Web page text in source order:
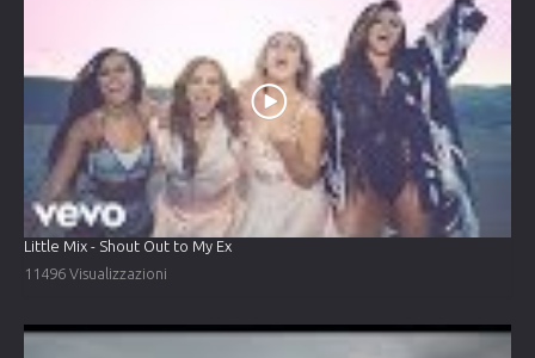
Little Mix - Shout Out to My Ex
11496 Visualizzazioni